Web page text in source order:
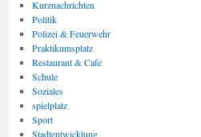
Kurznachrichten
Politik
Polizei & Feuerwehr
Praktikumsplatz
Restaurant & Cafe
Schule
Soziales
spielplatz
Sport
Stadtentwicklung